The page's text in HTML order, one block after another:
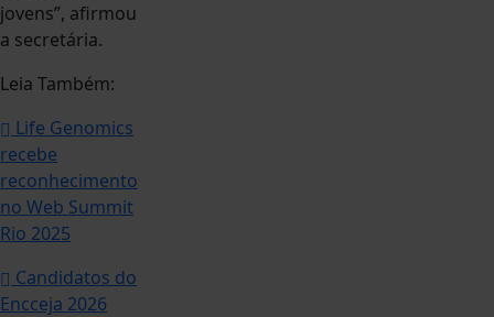
jovens”, afirmou
a secretária.
Leia Também:
Life Genomics
recebe
reconhecimento
no Web Summit
Rio 2025
Candidatos do
Encceja 2026